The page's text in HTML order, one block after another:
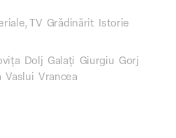
TV Grădinărit
Istorie
Dolj Galați Giurgiu Gorj
Vaslui Vrancea